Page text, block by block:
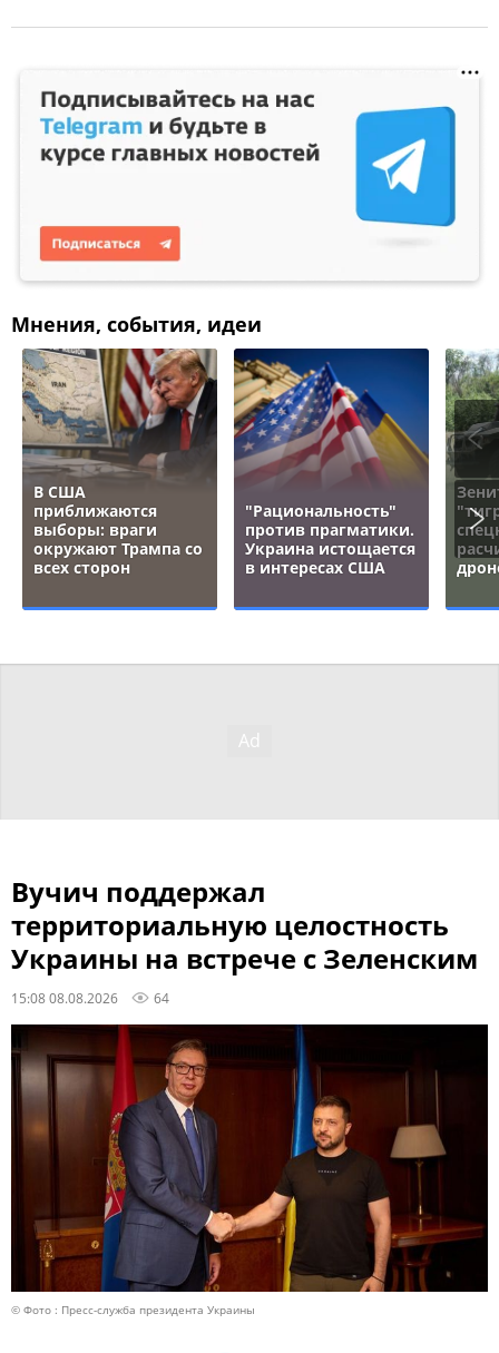
Мнения, события, идеи
В США
приближаются
выборы: враги
окружают Трампа со
всех сторон
"Рациональность"
против прагматики.
Украина истощается
в интересах США
Вучич поддержал
территориальную целостность
Украины на встрече с Зеленским
15:08 08.08.2026 64
© Фото : Пресс-служба президента Украины